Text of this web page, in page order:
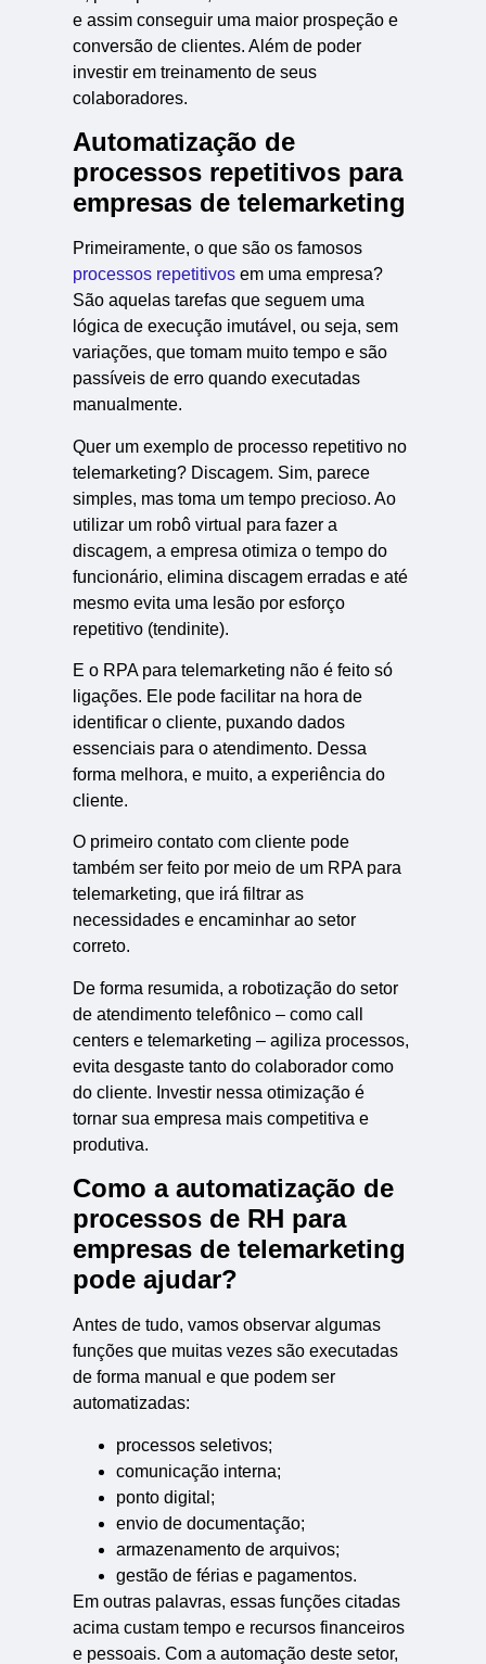
e assim conseguir uma maior prospeção e
conversão de clientes. Além de poder
investir em treinamento de seus
colaboradores.
Automatização de
processos repetitivos para
empresas de telemarketing
Primeiramente, o que são os famosos
processos repetitivos em uma empresa?
São aquelas tarefas que seguem uma
lógica de execução imutável, ou seja, sem
variações, que tomam muito tempo e são
passíveis de erro quando executadas
manualmente.
Quer um exemplo de processo repetitivo no
telemarketing? Discagem. Sim, parece
simples, mas toma um tempo precioso. Ao
utilizar um robô virtual para fazer a
discagem, a empresa otimiza o tempo do
funcionário, elimina discagem erradas e até
mesmo evita uma lesão por esforço
repetitivo (tendinite).
E o RPA para telemarketing não é feito só
ligações. Ele pode facilitar na hora de
identificar o cliente, puxando dados
essenciais para o atendimento. Dessa
forma melhora, e muito, a experiência do
cliente.
O primeiro contato com cliente pode
também ser feito por meio de um RPA para
telemarketing, que irá filtrar as
necessidades e encaminhar ao setor
correto.
De forma resumida, a robotização do setor
de atendimento telefônico – como call
centers e telemarketing – agiliza processos,
evita desgaste tanto do colaborador como
do cliente. Investir nessa otimização é
tornar sua empresa mais competitiva e
produtiva.
Como a automatização de
processos de RH para
empresas de telemarketing
pode ajudar?
Antes de tudo, vamos observar algumas
funções que muitas vezes são executadas
de forma manual e que podem ser
automatizadas:
processos seletivos;
comunicação interna;
ponto digital;
envio de documentação;
armazenamento de arquivos;
gestão de férias e pagamentos.
Em outras palavras, essas funções citadas
acima custam tempo e recursos financeiros
e pessoais. Com a automação deste setor,